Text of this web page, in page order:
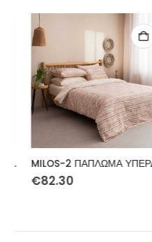
MILOS-2 ΠΑΠΛΩΜΑ ΥΠΕΡΔ 220Χ230
82.30